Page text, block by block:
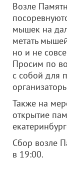
Возле
мышек на
метать
но и не
Просим по
с собой для
Также на
открытие
Сбор возле
в 19:00.